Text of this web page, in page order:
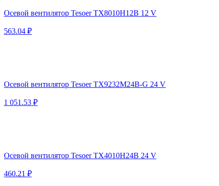
Осевой вентилятор Tesoer TX8010H12B 12 V
563.04 ₽
Осевой вентилятор Tesoer TX9232M24B-G 24 V
1 051.53 ₽
Осевой вентилятор Tesoer TX4010H24B 24 V
460.21 ₽